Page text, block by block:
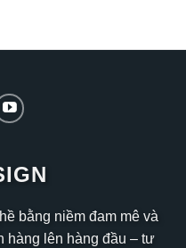
bằng niềm đam mê và
hàng lên hàng đầu – tư